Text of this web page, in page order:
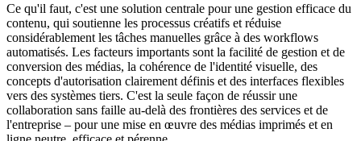
Ce qu'il faut, c'est une solution centrale pour une gestion efficace du
contenu, qui soutienne les processus créatifs et réduise
considérablement les tâches manuelles grâce à des workflows
automatisés. Les facteurs importants sont la facilité de gestion et de
conversion des médias, la cohérence de l'identité visuelle, des
concepts d'autorisation clairement définis et des interfaces flexibles
vers des systèmes tiers. C'est la seule façon de réussir une
collaboration sans faille au-delà des frontières des services et de
l'entreprise – pour une mise en œuvre des médias imprimés et en